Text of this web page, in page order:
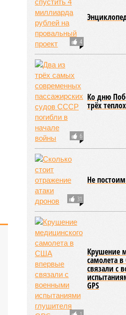
4
6
Ко дню
31
Крушение
самолета в
связали с